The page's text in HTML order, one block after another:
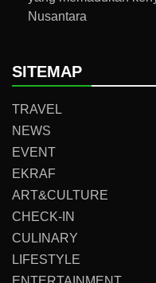
Nusantara
SITEMAP
TRAVEL
NEWS
EVENT
EKRAF
ART&CULTURE
CHECK-IN
CULINARY
LIFESTYLE